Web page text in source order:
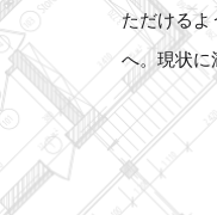
ただけるよ
へ。現状に